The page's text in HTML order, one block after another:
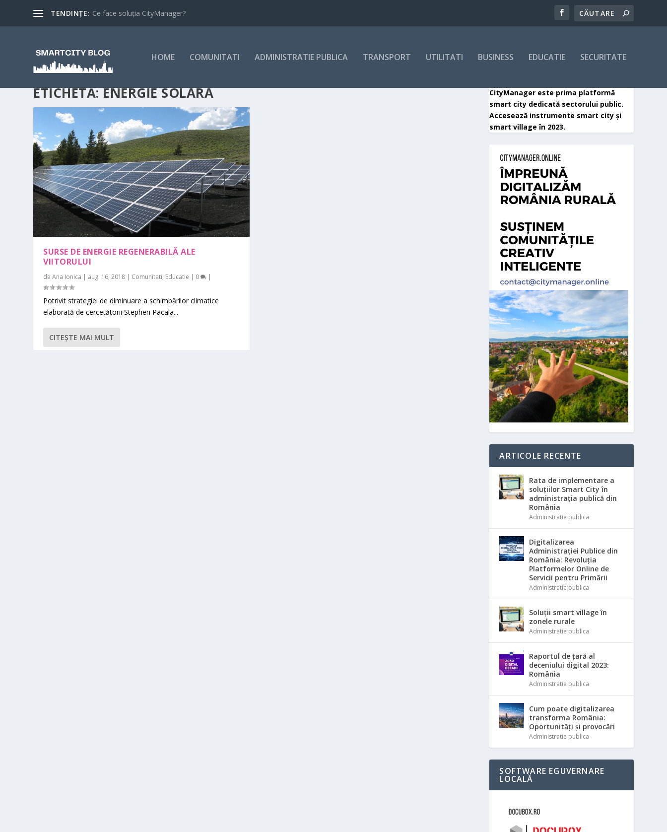
TENDINȚE: Ce face soluția CityManager?
HOME COMUNITATI ADMINISTRATIE PUBLICA TRANSPORT UTILITATI BUSINESS EDUCATIE SECURITATE
ETICHETĂ:ENERGIE SOLARA
SURSE DE ENERGIE REGENERABILĂ ALE
VIITORULUI
deAna Ionica | aug. 16, 2018 | Comunitati, Educatie | 0 |
Potrivit strategiei de diminuare a schimbărilor climatice
elaborată de cercetătorii Stephen Pacala...
CITEŞTE MAI MULT
CityManager este prima platformă
smart city dedicată sectorului public.
Accesează instrumente smart city și
smart village în 2023.
ARTICOLE RECENTE
Rata de implementare a
soluțiilor Smart City în
administrația publică din
România
Administratie publica
Digitalizarea
Administrației Publice din
România: Revoluția
Platformelor Online de
Servicii pentru Primării
Administratie publica
Soluții smart village în
zonele rurale
Administratie publica
Raportul de țară al
deceniului digital 2023:
România
Administratie publica
Cum poate digitalizarea
transforma România:
Oportunități și provocări
Administratie publica
SOFTWARE EGUVERNARE
LOCALĂ